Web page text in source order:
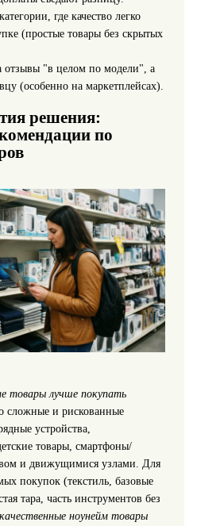
где качество легко
(простые товары без скрытых
отзывы "в целом по модели", а
(особенно на маркетплейсах).
решения:
по
товары лучше покупать
сложные и рискованные
устройства,
товары, смартфоны/
и движущимися узлами. Для
покупок (текстиль, базовые
тара, часть инструментов без
качественные ноунейм товары